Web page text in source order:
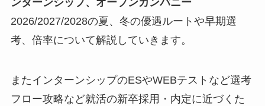
2026/2027/2028の夏、冬の優遇ルートや早期選
考、倍率について解説していきます。
またインターンシップのESやWEBテストなど選考
フロー攻略など就活の新卒採用・内定に近づくた